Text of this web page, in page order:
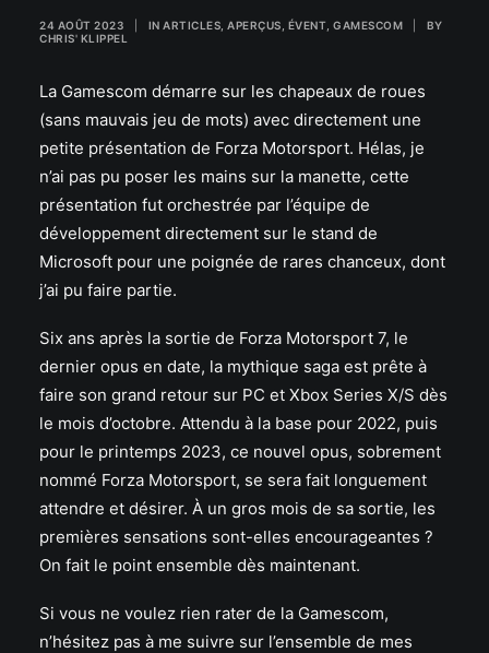
24 AOÛT 2023 IN ARTICLES APERÇUS ÉVENT GAMESCOM
BY
CHRIS' KLIPPEL
La Gamescom démarre sur les chapeaux de roues
(sans mauvais jeu de mots) avec directement une
petite présentation de Forza Motorsport. Hélas, je
n’ai pas pu poser les mains sur la manette, cette
présentation fut orchestrée par l’équipe de
développement directement sur le stand de
Microsoft pour une poignée de rares chanceux, dont
j’ai pu faire partie.
Six ans après la sortie de Forza Motorsport 7, le
dernier opus en date, la mythique saga est prête à
faire son grand retour sur PC et Xbox Series X/S dès
le mois d’octobre. Attendu à la base pour 2022, puis
pour le printemps 2023, ce nouvel opus, sobrement
nommé Forza Motorsport, se sera fait longuement
attendre et désirer. À un gros mois de sa sortie, les
premières sensations sont-elles encourageantes ?
On fait le point ensemble dès maintenant.
Si vous ne voulez rien rater de la Gamescom,
n’hésitez pas à me suivre sur l’ensemble de mes